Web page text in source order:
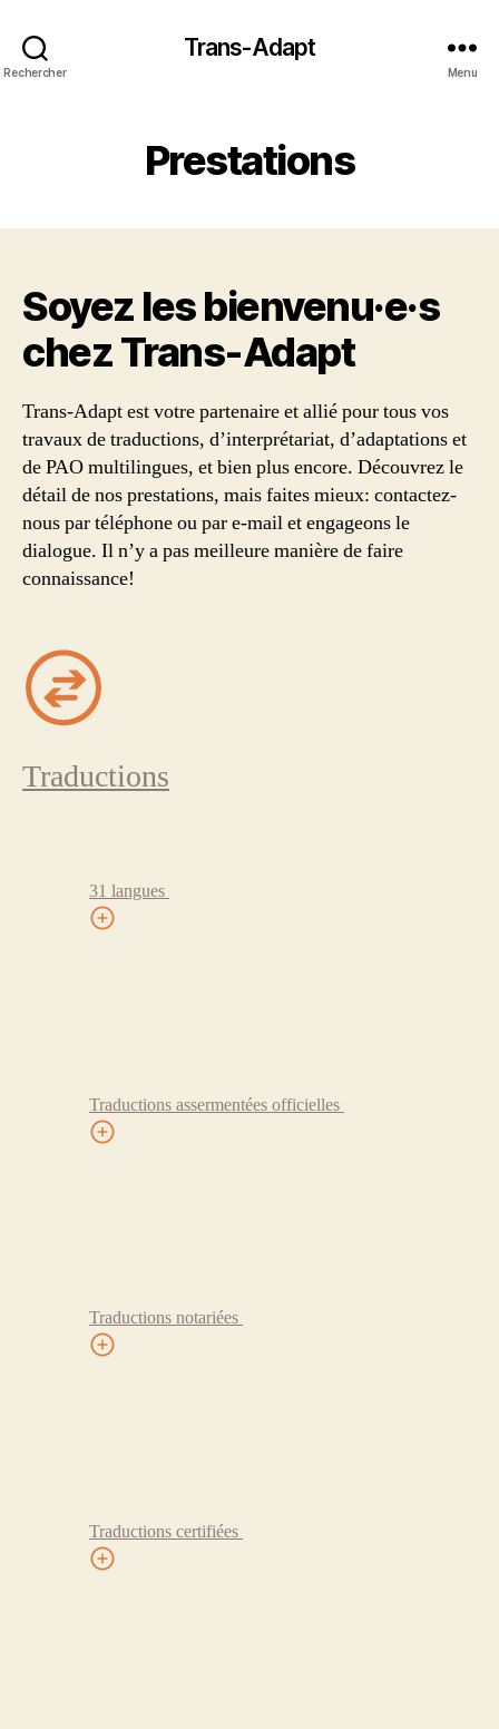
Rechercher
Trans-Adapt
Menu
Prestations
Soyez les bienvenu·e·s
chez Trans‑Adapt
Trans-Adapt est votre partenaire et allié pour tous vos
travaux de traductions, d’interprétariat, d’adaptations et
de PAO multilingues, et bien plus encore. Découvrez le
détail de nos prestations, mais faites mieux: contactez-
nous par téléphone ou par e-mail et engageons le
dialogue. Il n’y a pas meilleure manière de faire
connaissance!
Traductions
31 langues
Traductions assermentées officielles
Traductions notariées
Traductions certifiées